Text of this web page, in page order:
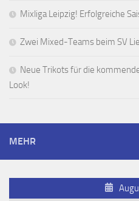
Mixliga Leipzig! Erfolgreiche
Zwei Mixed-Teams beim SV
Neue Trikots für die
Look!
MEHR